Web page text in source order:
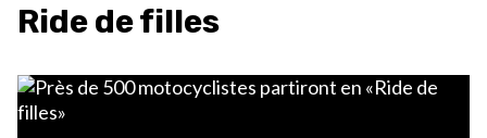
Ride de filles